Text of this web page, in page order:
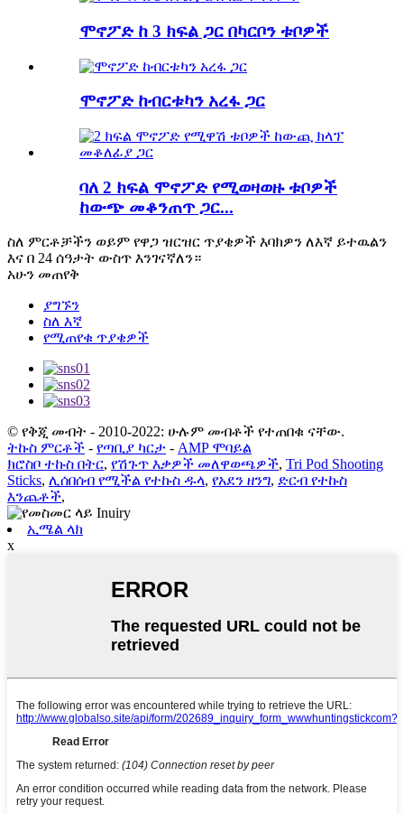
ሞኖፖድ ከ 3 ክፍል ጋር በካርቦን ቱቦዎች
ሞኖፖድ ከብርቱካን አረፋ ጋር
ባለ 2 ክፍል ሞኖፖድ የሚወዛወዙ ቱቦዎች
ከውጭ መቆንጠጥ ጋር...
ስለ ምርቶቻችን ወይም የዋጋ ዝርዝር ጥያቄዎች እባክዎን ለእኛ ይተዉልን
እና በ 24 ሰዓታት ውስጥ እንገናኛለን።
አሁን መጠየቅ
ያግኙን
ስለ እኛ
የሚጠየቁ ጥያቄዎች
© የቅጂ መብት - 2010-2022: ሁሉም መብቶች የተጠበቁ ናቸው.
ትኩስ ምርቶች - የጣቢያ ካርታ - AMP ሞባይል
ክሮስቦ ተኩስ በትር, የሽጉጥ እቃዎች መለዋወጫዎች, Tri Pod Shooting
Sticks, ሊሰበሰብ የሚችል የተኩስ ዱላ, የአደን ዘንግ, ድርብ የተኩስ
እንጨቶች,
ኢሜል ላክ
x